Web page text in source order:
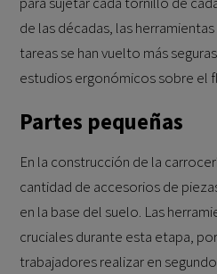
de las décadas, las
tareas se han vuelto más
estudios ergonómicos sobre el
Partes pequeñas
En la construcción de la
cantidad de accesorios de
en la base del suelo. Las
cruciales durante esta etapa,
trabajadores realizar en